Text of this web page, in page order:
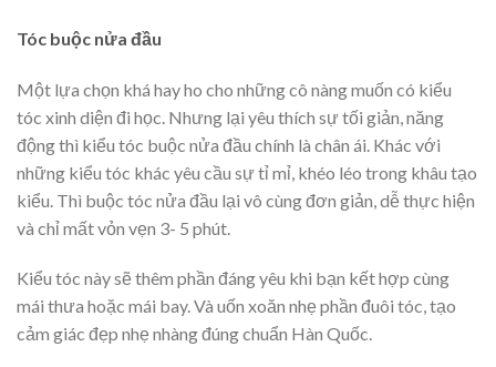
Tóc buộc nửa đầu
Một lựa chọn khá hay ho cho những cô nàng muốn có kiểu
tóc xinh diện đi học. Nhưng lại yêu thích sự tối giản, năng
động thì kiểu tóc buộc nửa đầu chính là chân ái. Khác với
những kiểu tóc khác yêu cầu sự tỉ mỉ, khéo léo trong khâu tạo
kiểu. Thì buộc tóc nửa đầu lại vô cùng đơn giản, dễ thực hiện
và chỉ mất vỏn vẹn 3- 5 phút.
Kiểu tóc này sẽ thêm phần đáng yêu khi bạn kết hợp cùng
mái thưa hoặc mái bay. Và uốn xoăn nhẹ phần đuôi tóc, tạo
cảm giác đẹp nhẹ nhàng đúng chuẩn Hàn Quốc.